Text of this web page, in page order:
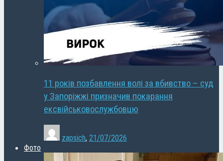
11 років позбавлення волі за вбивство – суд
у Запоріжжі призначив покарання
ексвійськовослужбовцю
zapsich, 21/07/2026
Фото